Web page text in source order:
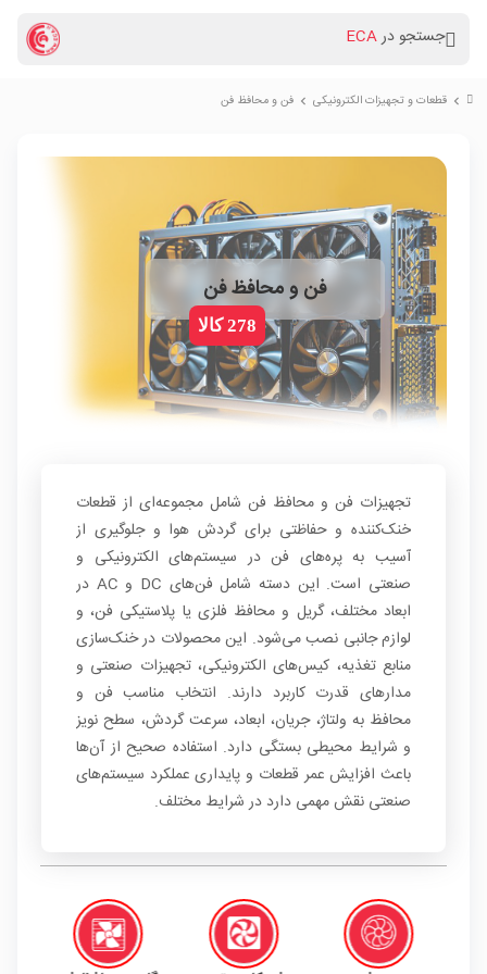
جستجو درECA
chevron_right قطعات و تجهیزات الکترونیکی chevron_right فن و محافظ فن
فن و محافظ فن
278 کالا
تجهیزات فن و محافظ فن شامل مجموعه‌ای از قطعات
خنک‌کننده و حفاظتی برای گردش هوا و جلوگیری از
آسیب به پره‌های فن در سیستم‌های الکترونیکی و
صنعتی است. این دسته شامل فن‌های DC و AC در
ابعاد مختلف، گریل و محافظ فلزی یا پلاستیکی فن، و
لوازم جانبی نصب می‌شود. این محصولات در خنک‌سازی
منابع تغذیه، کیس‌های الکترونیکی، تجهیزات صنعتی و
مدارهای قدرت کاربرد دارند. انتخاب مناسب فن و
محافظ به ولتاژ، جریان، ابعاد، سرعت گردش، سطح نویز
و شرایط محیطی بستگی دارد. استفاده صحیح از آن‌ها
باعث افزایش عمر قطعات و پایداری عملکرد سیستم‌های
صنعتی نقش مهمی دارد در شرایط مختلف.